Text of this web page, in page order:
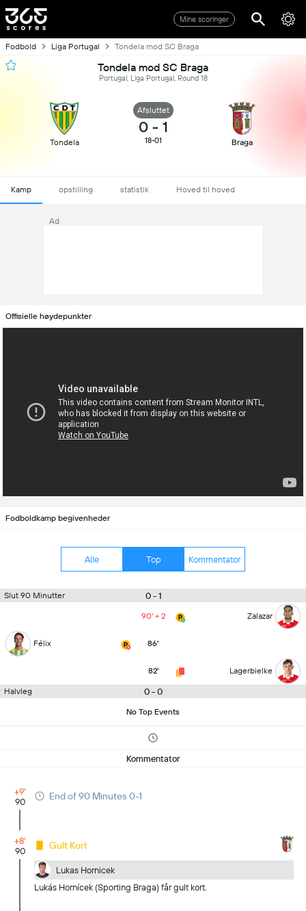
Mine scoringer
Fodbold Liga Portugal Tondela mod SC Braga
Tondela mod SC Braga
Portugal, Liga Portugal, Round 18
Tondela
Afsluttet
0 - 1
18-01 Braga
Kamp opstilling statistik Hoved til hoved
Ad
Offisielle høydepunkter
Fodboldkamp begivenheder
Alle Top Kommentator
Slut 90 Minutter 0 - 1
90' + 2 Zalazar
Félix 86'
82' Lagerbielke
Halvleg 0 - 0
No Top Events
Kommentator
+9'
90
End of 90 Minutes 0-1
+8'
90
Gult Kort
Lukas Hornicek
Lukás Hornícek (Sporting Braga) får gult kort.